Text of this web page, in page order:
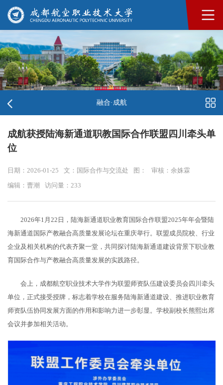
融合·成航
成航获授陆海新通道职教国际合作联盟四川牵头单
位
日期：2026-01-25 文：国际合作与交流处 图： 审核：余姝霖
编辑：曹潮 访问量： 233
2026年1月22日，陆海新通道职业教育国际合作联盟2025年年会暨陆
海新通道国际产教融合高质量发展论坛在重庆举行。联盟成员院校、行业
企业及相关机构的代表齐聚一堂，共同探讨陆海新通道建设背景下职业教
育国际合作与产教融合高质量发展的实践路径。
会上，成都航空职业技术大学作为联盟师资队伍建设委员会四川牵头
单位，正式接受授牌，标志着学校在服务陆海新通道建设、推进职业教育
师资队伍协同发展方面的作用和影响力进一步彰显。学校副校长熊熙出席
会议并参加相关活动。